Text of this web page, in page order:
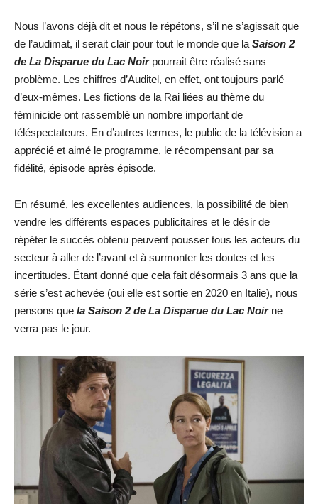
Nous l’avons déjà dit et nous le répétons, s’il ne s’agissait que
de l’audimat, il serait clair pour tout le monde que la Saison 2
de La Disparue du Lac Noirpourrait être réalisé sans
problème. Les chiffres d’Auditel, en effet, ont toujours parlé
d’eux-mêmes. Les fictions de la Rai liées au thème du
féminicide ont rassemblé un nombre important de
téléspectateurs. En d’autres termes, le public de la télévision a
apprécié et aimé le programme, le récompensant par sa
fidélité, épisode après épisode.
En résumé, les excellentes audiences, la possibilité de bien
vendre les différents espaces publicitaires et le désir de
répéter le succès obtenu peuvent pousser tous les acteurs du
secteur à aller de l’avant et à surmonter les doutes et les
incertitudes. Étant donné que cela fait désormais 3 ans que la
série s’est achevée (oui elle est sortie en 2020 en Italie), nous
pensons que la Saison 2 de La Disparue du Lac Noirne
verra pas le jour.